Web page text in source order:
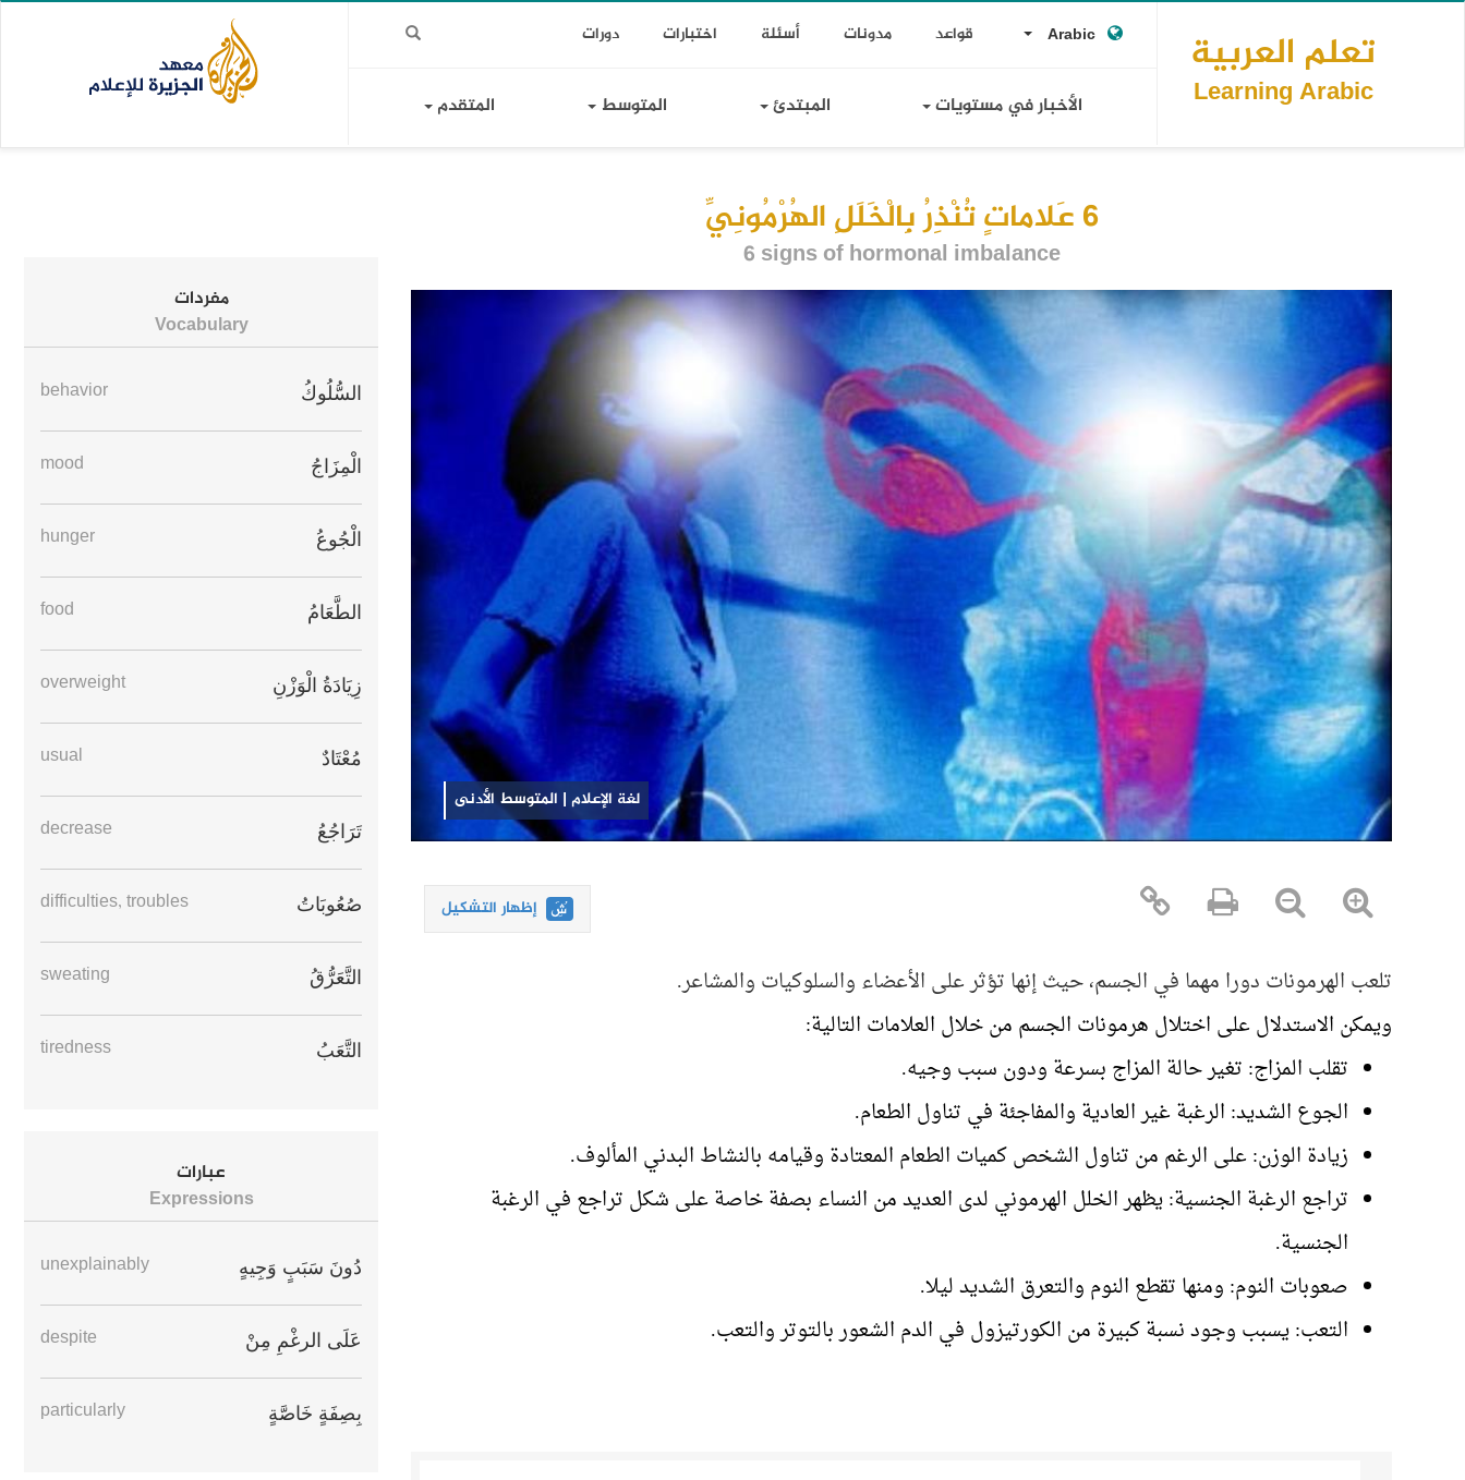
تجاوز
تعلم العربية
Learning Arabic
Arabic
Toggle Dropdown
Top
قواعد مدونات أسئلة اختبارات دورات Main
navigation
الأخبار في مستويات المبتدئ المتوسط المتقدم
6 عَلاماتٍ تُنْذِرُ بِالْخَلَلِ الهُرْمُونِيِّ
6 signs of hormonal imbalance
لغة الإعلام | المتوسط الأدنى
إظهار التشكيل
تلعب الهرمونات دورا مهما في الجسم، حيث إنها تؤثر على الأعضاء والسلوكيات والمشاعر.
ويمكن الاستدلال على اختلال هرمونات الجسم من خلال العلامات التالية:
تقلب المزاج: تغير حالة المزاج بسرعة ودون سبب وجيه.
الجوع الشديد: الرغبة غير العادية والمفاجئة في تناول الطعام.
زيادة الوزن: على الرغم من تناول الشخص كميات الطعام المعتادة وقيامه بالنشاط البدني المألوف.
تراجع الرغبة الجنسية: يظهر الخلل الهرموني لدى العديد من النساء بصفة خاصة على شكل تراجع في الرغبة
الجنسية.
صعوبات النوم: ومنها تقطع النوم والتعرق الشديد ليلا.
التعب: يسبب وجود نسبة كبيرة من الكورتيزول في الدم الشعور بالتوتر والتعب.
مفردات
Vocabulary
السُّلُوكُ behavior
الْمِزَاجُ mood
الْجُوعُ hunger
الطَّعَامُ food
زِيَادَةُ الْوَزْنِ overweight
مُعْتَادٌ usual
تَرَاجُعُ decrease
صُعُوبَاتُ difficulties, troubles
التَّعَرُّقُ sweating
التَّعَبُ tiredness
عبارات
Expressions
دُونَ سَبَبٍ وَجِيهٍ unexplainably
عَلَى الرغْمِ مِنْ despite
بِصِفَةٍ خَاصَّةٍ particularly